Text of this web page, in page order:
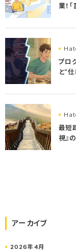
業！
プロ
と“
最短
視』
アーカイブ
2026年4月